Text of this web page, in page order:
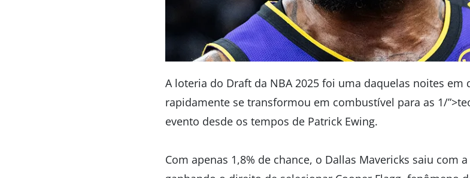
A loteria do Draft da NBA 2025 foi uma daquelas noites
rapidamente se transformou em combustível para as 1/
evento desde os tempos de Patrick Ewing.
Com apenas 1,8% de chance, o Dallas Mavericks saiu com